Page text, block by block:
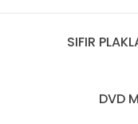
SIFIR
DVD